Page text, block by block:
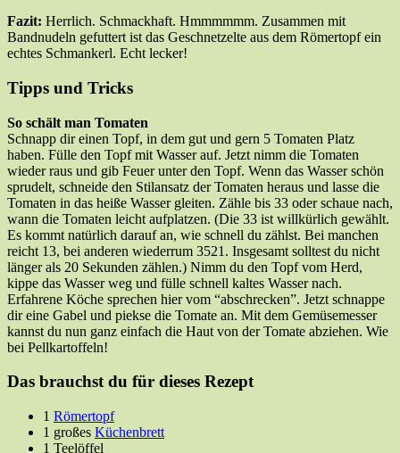
Fazit: Herrlich. Schmackhaft. Hmmmmmm. Zusammen mit
Bandnudeln gefuttert ist das Geschnetzelte aus dem Römertopf ein
echtes Schmankerl. Echt lecker!
Tipps und Tricks
So schält man Tomaten
Schnapp dir einen Topf, in dem gut und gern 5 Tomaten Platz
haben. Fülle den Topf mit Wasser auf. Jetzt nimm die Tomaten
wieder raus und gib Feuer unter den Topf. Wenn das Wasser schön
sprudelt, schneide den Stilansatz der Tomaten heraus und lasse die
Tomaten in das heiße Wasser gleiten. Zähle bis 33 oder schaue nach,
wann die Tomaten leicht aufplatzen. (Die 33 ist willkürlich gewählt.
Es kommt natürlich darauf an, wie schnell du zählst. Bei manchen
reicht 13, bei anderen wiederrum 3521. Insgesamt solltest du nicht
länger als 20 Sekunden zählen.) Nimm du den Topf vom Herd,
kippe das Wasser weg und fülle schnell kaltes Wasser nach.
Erfahrene Köche sprechen hier vom “abschrecken”. Jetzt schnappe
dir eine Gabel und piekse die Tomate an. Mit dem Gemüsemesser
kannst du nun ganz einfach die Haut von der Tomate abziehen. Wie
bei Pellkartoffeln!
Das brauchst du für dieses Rezept
1 Römertopf
1 großes Küchenbrett
1 Teelöffel